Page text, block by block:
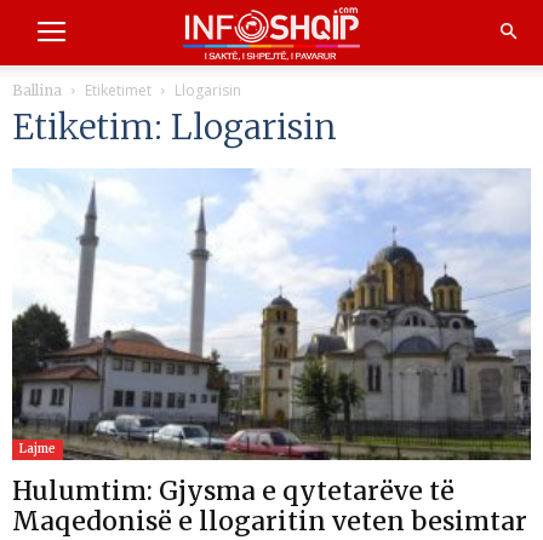
Ballina Etiketimet Llogarisin
Etiketim: Llogarisin
Lajme
Hulumtim: Gjysma e qytetarëve të
Maqedonisë e llogaritin veten besimtar